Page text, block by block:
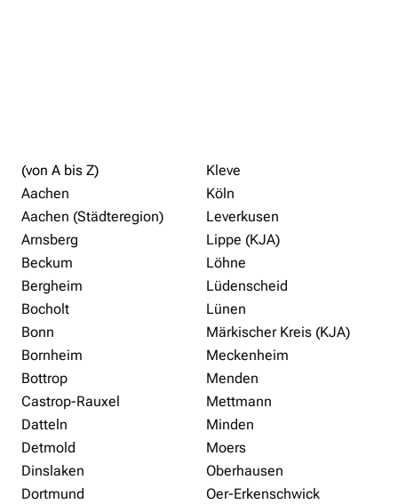
(von A bis Z)
Aachen
Aachen (Städteregion)
Arnsberg
Beckum
Bergheim
Bocholt
Bonn
Bornheim
Bottrop
Castrop-Rauxel
Datteln
Detmold
Dinslaken
Dortmund
Kleve
Köln
Leverkusen
Lippe (KJA)
Löhne
Lüdenscheid
Lünen
Märkischer Kreis (KJA)
Meckenheim
Menden
Mettmann
Minden
Moers
Oberhausen
Oer-Erkenschwick